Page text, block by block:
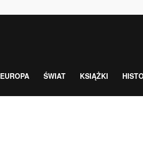
EUROPA ŚWIAT KSIĄŻKI